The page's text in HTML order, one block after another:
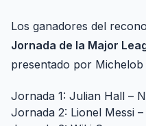
Los ganadores del
Jornada de la Major
presentado por
Jornada 1: Julian Hall –
Jornada 2: Lionel Messi